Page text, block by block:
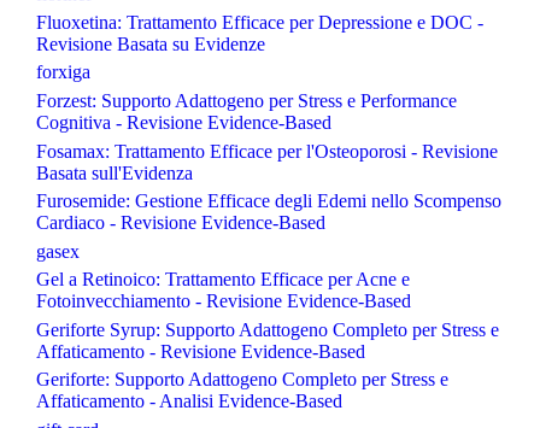
Fluoxetina: Trattamento Efficace per Depressione e DOC -
Revisione Basata su Evidenze
forxiga
Forzest: Supporto Adattogeno per Stress e Performance
Cognitiva - Revisione Evidence-Based
Fosamax: Trattamento Efficace per l'Osteoporosi - Revisione
Basata sull'Evidenza
Furosemide: Gestione Efficace degli Edemi nello Scompenso
Cardiaco - Revisione Evidence-Based
gasex
Gel a Retinoico: Trattamento Efficace per Acne e
Fotoinvecchiamento - Revisione Evidence-Based
Geriforte Syrup: Supporto Adattogeno Completo per Stress e
Affaticamento - Revisione Evidence-Based
Geriforte: Supporto Adattogeno Completo per Stress e
Affaticamento - Analisi Evidence-Based